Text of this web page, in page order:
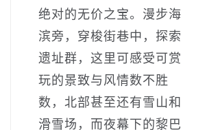
绝对的无价之宝。漫步海
滨旁，穿梭街巷中，探索
遗址群，这里可感受可赏
玩的景致与风情数不胜
数，北部甚至还有雪山和
滑雪场，而夜幕下的黎巴